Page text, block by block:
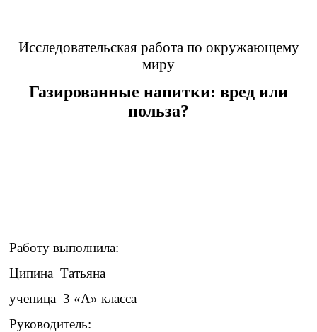
Исследовательская работа по окружающему
миру
Газированные напитки: вред или
польза?
Работу выполнила:
Ципина Татьяна
ученица 3 «А» класса
Руководитель: